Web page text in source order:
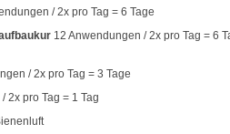
/ 2x pro Tag = 6 Tage
12 Anwendungen / 2x pro Tag = 6
/ 2x pro Tag = 3 Tage
2x pro Tag = 1 Tag